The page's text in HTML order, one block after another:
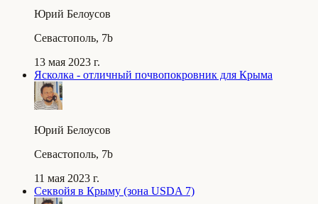
Юрий Белоусов
Севастополь, 7b
13 мая 2023 г.
Ясколка - отличный почвопокровник для Крыма
Юрий Белоусов
Севастополь, 7b
11 мая 2023 г.
Секвойя в Крыму (зона USDA 7)